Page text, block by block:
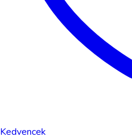
Kedvencek